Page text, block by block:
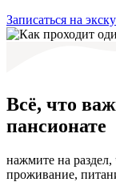
Записаться на
Всё, что
пансионате
нажмите на
проживание,